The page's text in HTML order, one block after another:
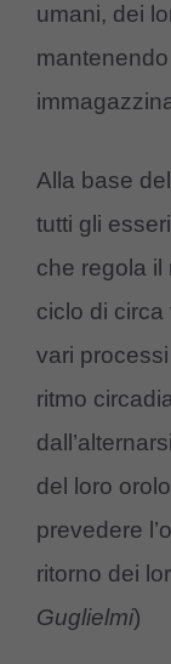
umani, dei
Alla base
tutti gli
che regola il
ciclo di
vari
ritmo
del loro
prevedere
ritorno dei
Guglielmi)